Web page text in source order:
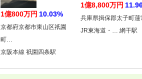
1億800万円 10.03%
京都府京都市東山区祇園
町…
京阪本線 祇園四条駅
1億8,800万円
兵庫県揖保郡太子町蓮
JR東海道・… 網干駅